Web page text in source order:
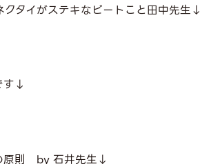
イがステキなピートこと田中先生↓
す↓
原則 by 石井先生↓